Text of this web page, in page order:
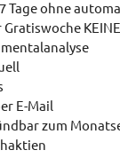
Tage ohne
Gratiswoche
E-Mail
zum